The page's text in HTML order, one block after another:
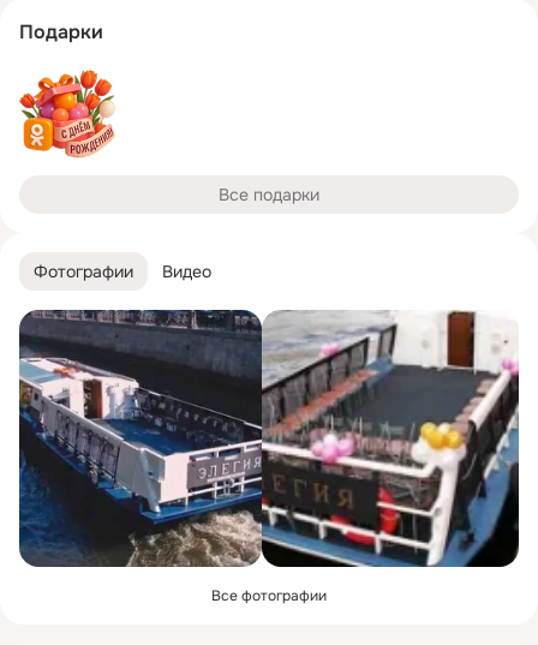
Фотографии Видео
Все фотографии
Подарки
Все подарки